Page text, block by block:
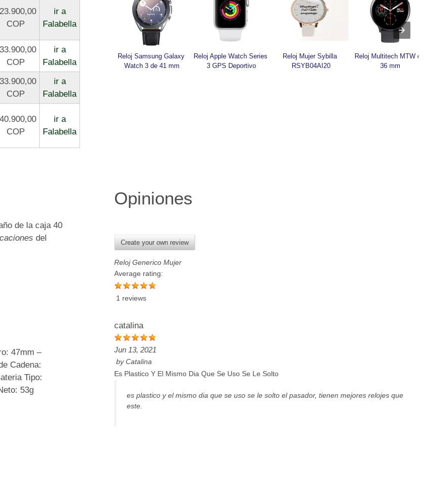
COP
ir a
Falabella
COP
ir a
Falabella
COP
ir a
Falabella
COP
ir a
Falabella
Reloj Samsung Galaxy
Watch 3 de 41 mm
Reloj Apple Watch Series
3 GPS Deportivo
Reloj Mujer Sybilla
RSYB04AI20
Reloj Multitech MTW de
36 mm
de la caja 40
del
47mm –
Cadena:
Tipo:
53g
Opiniones
Create your own review
Reloj Generico Mujer
Average rating:
1 reviews
catalina
Jun 13, 2021
byCatalina
Es Plastico Y El Mismo Dia Que Se Uso Se Le Solto
es plastico y el mismo dia que se uso se le solto el pasador, tienen mejores relojes que
este.